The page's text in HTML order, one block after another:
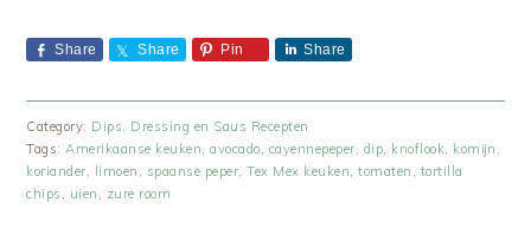
Share Share Pin Share
Category: Dips, Dressing en Saus Recepten
Tags:Amerikaanse keuken,avocado, cayennepeper, dip, knoflook, komijn ,
koriander, limoen , spaanse peper,Tex Mex keuken,tomaten , tortilla
chips , uien , zure room